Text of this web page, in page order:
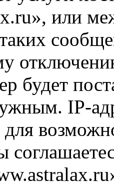
или
будет
IP-